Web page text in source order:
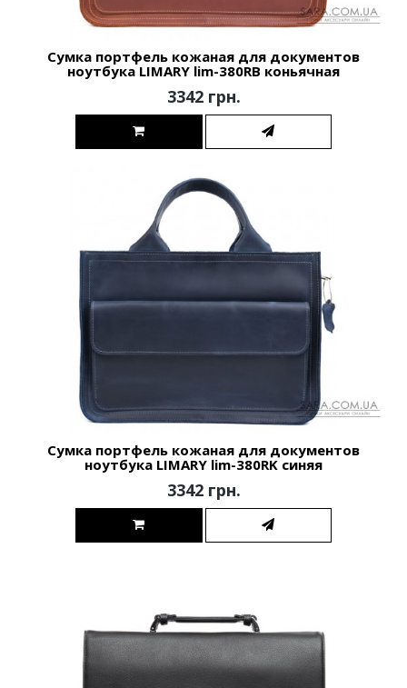
Сумка портфель кожаная для документов
ноутбука LIMARY lim-380RB коньячная
3342 грн.
Сумка портфель кожаная для документов
ноутбука LIMARY lim-380RK синяя
3342 грн.